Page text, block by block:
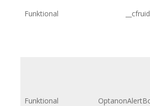
Funktional __cfruid
Funktional